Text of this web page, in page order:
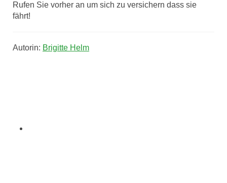
Rufen Sie vorher an um sich zu versichern dass sie
fährt!
Autorin: Brigitte Helm